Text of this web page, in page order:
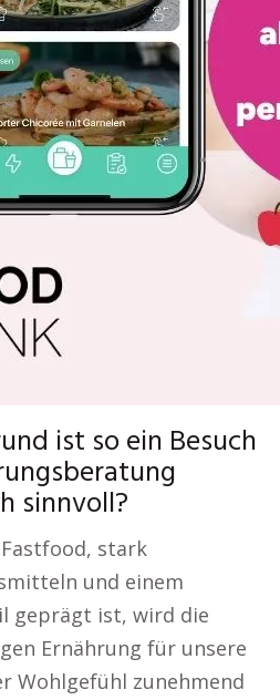
ist so ein Besuch
sinnvoll?
stark
und einem
geprägt ist, wird die
Ernährung für unsere
Wohlgefühl zunehmend